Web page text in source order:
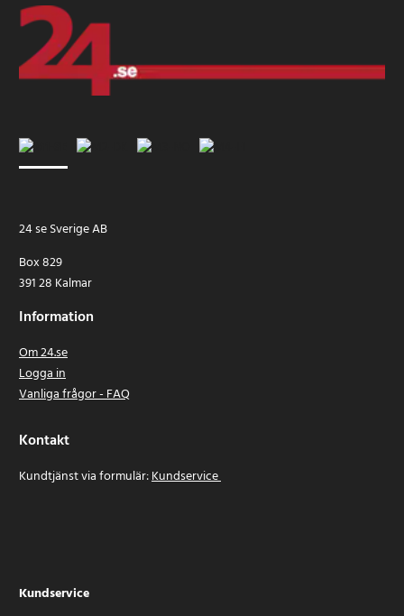
24 se Sverige AB
Box 829
391 28 Kalmar
Information
Om 24.se
Logga in
Vanliga frågor - FAQ
Kontakt
Kundtjänst via formulär:Kundservice
Kundservice